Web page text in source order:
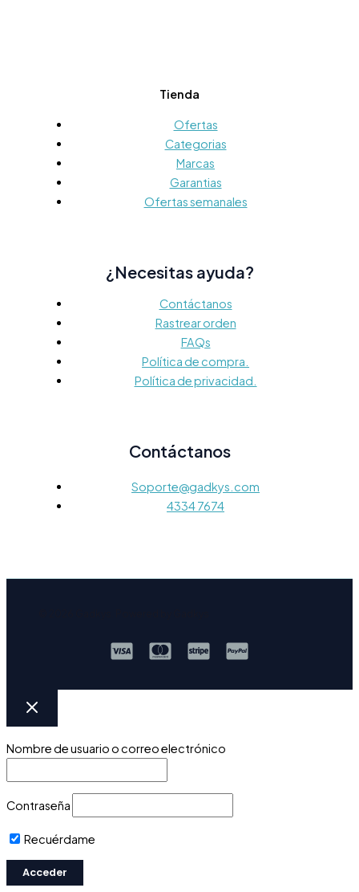
Tienda
Ofertas
Categorias
Marcas
Garantias
Ofertas semanales
¿Necesitas ayuda?
Contáctanos
Rastrear orden
FAQs
Política de compra.
Política de privacidad.
Contáctanos
Soporte@gadkys.com
4334 7674
Nombre de usuario o correo electrónico
Contraseña
Recuérdame